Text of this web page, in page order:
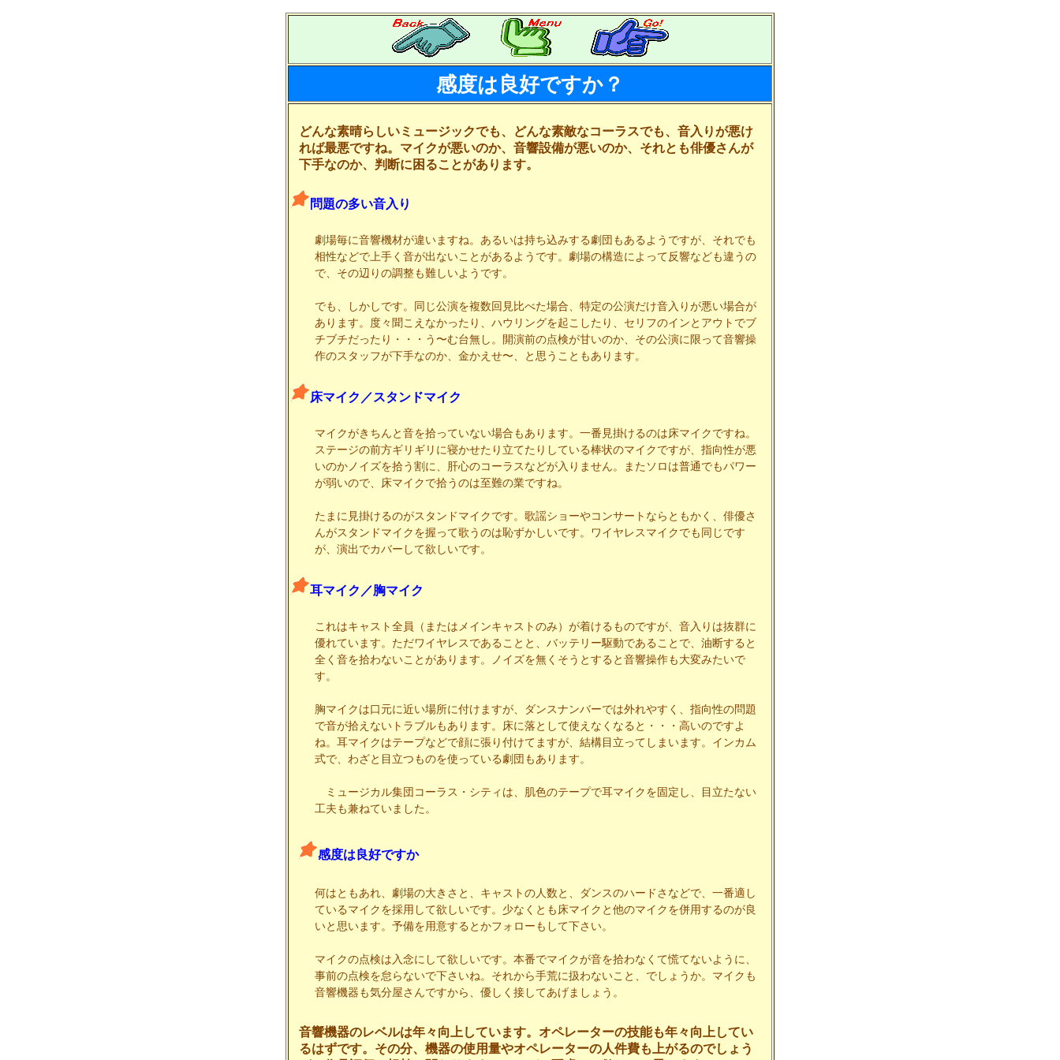
感度は良好ですか？
どんな素晴らしいミュージックでも、どんな素敵なコーラスでも、音入りが悪け
れば最悪ですね。マイクが悪いのか、音響設備が悪いのか、それとも俳優さんが
下手なのか、判断に困ることがあります。
問題の多い音入り
劇場毎に音響機材が違いますね。あるいは持ち込みする劇団もあるようですが、それでも
相性などで上手く音が出ないことがあるようです。劇場の構造によって反響なども違うの
で、その辺りの調整も難しいようです。
でも、しかしです。同じ公演を複数回見比べた場合、特定の公演だけ音入りが悪い場合が
あります。度々聞こえなかったり、ハウリングを起こしたり、セリフのインとアウトでブ
チブチだったり・・・う〜む台無し。開演前の点検が甘いのか、その公演に限って音響操
作のスタッフが下手なのか、金かえせ〜、と思うこともあります。
床マイク／スタンドマイク
マイクがきちんと音を拾っていない場合もあります。一番見掛けるのは床マイクですね。
ステージの前方ギリギリに寝かせたり立てたりしている棒状のマイクですが、指向性が悪
いのかノイズを拾う割に、肝心のコーラスなどが入りません。またソロは普通でもパワー
が弱いので、床マイクで拾うのは至難の業ですね。
たまに見掛けるのがスタンドマイクです。歌謡ショーやコンサートならともかく、俳優さ
んがスタンドマイクを握って歌うのは恥ずかしいです。ワイヤレスマイクでも同じです
が、演出でカバーして欲しいです。
耳マイク／胸マイク
これはキャスト全員（またはメインキャストのみ）が着けるものですが、音入りは抜群に
優れています。ただワイヤレスであることと、バッテリー駆動であることで、油断すると
全く音を拾わないことがあります。ノイズを無くそうとすると音響操作も大変みたいで
す。
胸マイクは口元に近い場所に付けますが、ダンスナンバーでは外れやすく、指向性の問題
で音が拾えないトラブルもあります。床に落として使えなくなると・・・高いのですよ
ね。耳マイクはテープなどで顔に張り付けてますが、結構目立ってしまいます。インカム
式で、わざと目立つものを使っている劇団もあります。
ミュージカル集団コーラス・シティは、肌色のテープで耳マイクを固定し、目立たない
工夫も兼ねていました。
感度は良好ですか
何はともあれ、劇場の大きさと、キャストの人数と、ダンスのハードさなどで、一番適し
ているマイクを採用して欲しいです。少なくとも床マイクと他のマイクを併用するのが良
いと思います。予備を用意するとかフォローもして下さい。
マイクの点検は入念にして欲しいです。本番でマイクが音を拾わなくて慌てないように、
事前の点検を怠らないで下さいね。それから手荒に扱わないこと、でしょうか。マイクも
音響機器も気分屋さんですから、優しく接してあげましょう。
音響機器のレベルは年々向上しています。オペレーターの技能も年々向上してい
るはずです。その分、機器の使用量やオペレーターの人件費も上がるのでしょう